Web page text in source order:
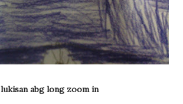
lukisan abg long zoom in